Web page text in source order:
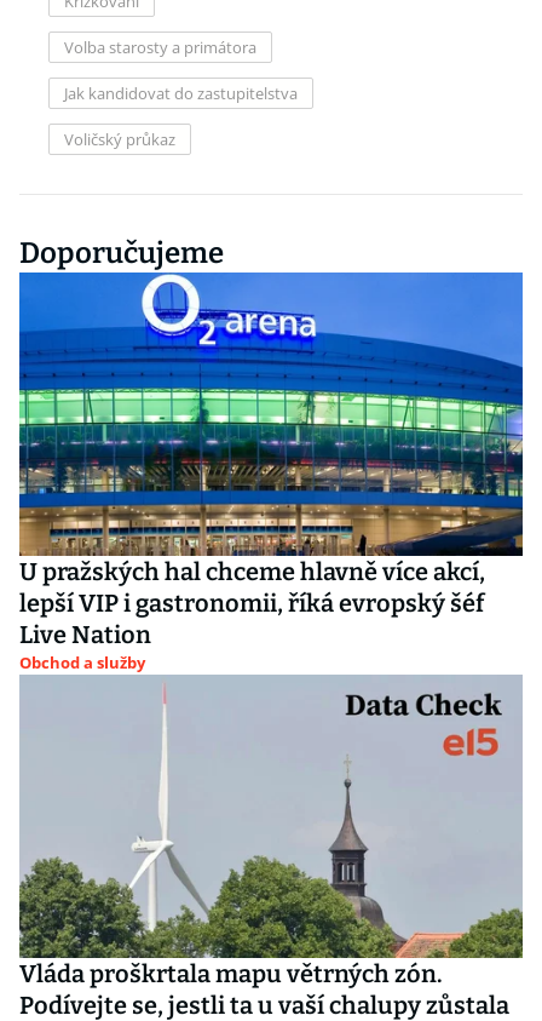
Volba starosty a primátora
Jak kandidovat do zastupitelstva
Voličský průkaz
Doporučujeme
U pražských hal chceme hlavně více akcí,
lepší VIP i gastronomii, říká evropský šéf
Live Nation
Obchod a služby
Vláda proškrtala mapu větrných zón.
Podívejte se, jestli ta u vaší chalupy zůstala